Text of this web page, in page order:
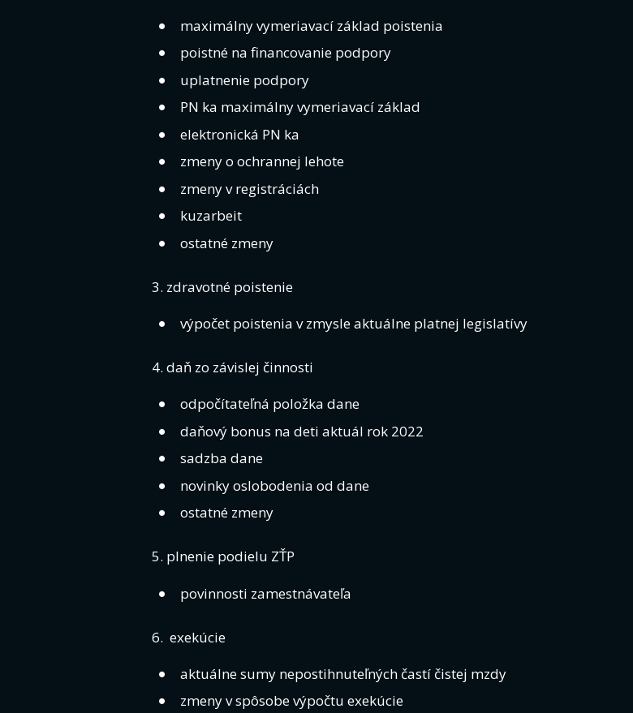
maximálny vymeriavací základ poistenia
poistné na financovanie podpory
uplatnenie podpory
PN ka maximálny vymeriavací základ
elektronická PN ka
zmeny o ochrannej lehote
zmeny v registráciách
kuzarbeit
ostatné zmeny
3. zdravotné poistenie
výpočet poistenia v zmysle aktuálne platnej legislatívy
4. daň zo závislej činnosti
odpočítateľná položka dane
daňový bonus na deti aktuál rok 2022
sadzba dane
novinky oslobodenia od dane
ostatné zmeny
5. plnenie podielu ZŤP
povinnosti zamestnávateľa
6. exekúcie
aktuálne sumy nepostihnuteľných častí čistej mzdy
zmeny v spôsobe výpočtu exekúcie